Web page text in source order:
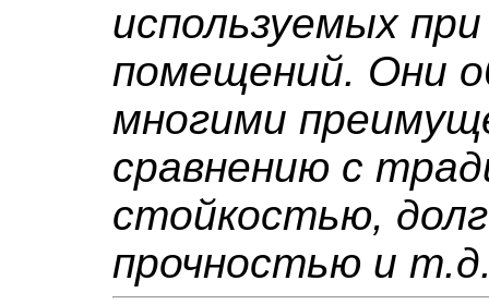
используемых
помещений. Они
многими
сравнению с
стойкостью,
прочностью и